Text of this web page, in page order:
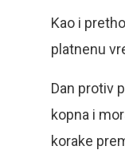
Kao i
platnenu
Dan protiv
kopna i
korake